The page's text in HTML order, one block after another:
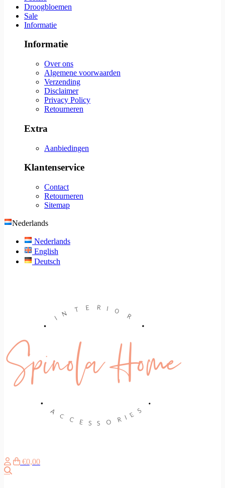
Droogbloemen
Sale
Informatie
Informatie
Over ons
Algemene voorwaarden
Verzending
Disclaimer
Privacy Policy
Retourneren
Extra
Aanbiedingen
Klantenservice
Contact
Retourneren
Sitemap
Nederlands
Nederlands
English
Deutsch
€0,00